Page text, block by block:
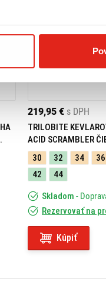
219,95 € s DPH
TRILOBITE
ACID SCRAMBLER
30
32 34 36
42
44
Skladom -
Rezervovať na
Kúpiť